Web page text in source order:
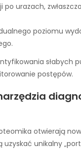
po urazach,
poziomu
słabych
postępów.
otwierają
uzyskać unikalny